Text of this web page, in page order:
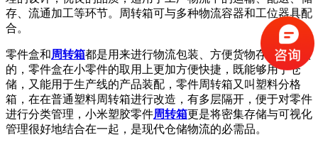
存、流通加工等环节。周转箱可与多种物流容器和工位器具配
合。
零件盒和周转箱都是用来进行物流包装、方便货物存储与流转
的，零件盒在小零件的取用上更加方便快捷，既能够用于仓
储，又能用于生产线的产品装配，零件周转箱又叫塑料分格
箱，在在普通塑料周转箱进行改造，有多层隔开，便于对零件
进行分类管理，小米塑胶零件周转箱更是将密集存储与可视化
管理很好地结合在一起，是现代仓储物流的必需品。